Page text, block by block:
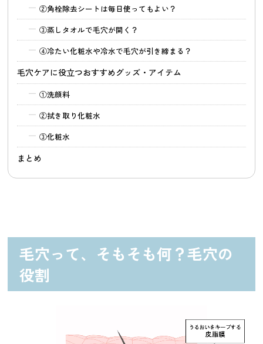
②角栓除去シートは毎日使ってもよい？
③蒸しタオルで毛穴が開く？
④冷たい化粧水や冷水で毛穴が引き締まる？
毛穴ケアに役立つおすすめグッズ・アイテム
①洗顔料
②拭き取り化粧水
③化粧水
まとめ
毛穴って、そもそも何？毛穴の
役割